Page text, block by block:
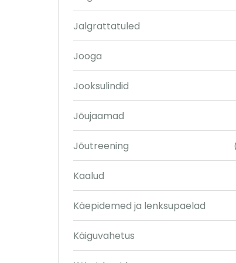
Jalgrattatuled
Jooga
Jooksulindid
Jõujaamad
Jõutreening
Kaalud
Käepidemed ja lenksupaelad
Käiguvahetus